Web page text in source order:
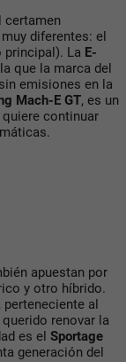
certamen
diferentes: el
principal). La E-
que la marca del
emisiones en la
Mach-E GT, es un
quiere continuar
apuestan por
y otro híbrido.
al
renovar la
es el Sportage
generación del